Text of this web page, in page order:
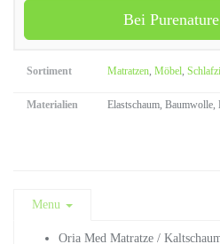
Bei
Sortiment Matratzen, Möbel,
Materialien Elastschaum,
Menu
Oria Med Matratze /